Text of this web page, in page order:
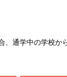
通学中の学校か